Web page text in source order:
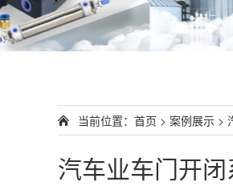
当前位置： 首页 > 案例展示 >
汽车业车门开